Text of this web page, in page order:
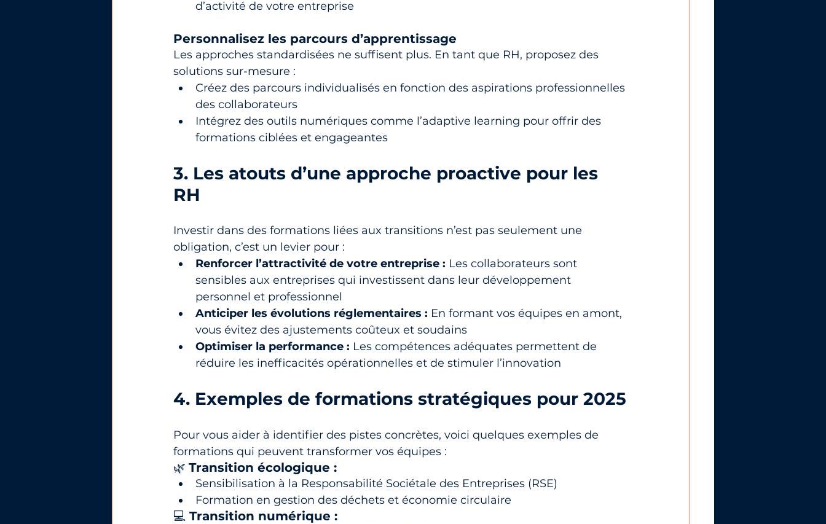
d’activité de votre entreprise
Personnalisez les parcours d’apprentissage
Les approches standardisées ne suffisent plus. En tant que RH, proposez des
solutions sur-mesure :
Créez des parcours individualisés en fonction des aspirations professionnelles
des collaborateurs
Intégrez des outils numériques comme l’adaptive learning pour offrir des
formations ciblées et engageantes
3. Les atouts d’une approche proactive pour les
RH
Investir dans des formations liées aux transitions n’est pas seulement une
obligation, c’est un levier pour :
Renforcer l’attractivité de votre entreprise : Les collaborateurs sont
sensibles aux entreprises qui investissent dans leur développement
personnel et professionnel
Anticiper les évolutions réglementaires : En formant vos équipes en amont,
vous évitez des ajustements coûteux et soudains
Optimiser la performance : Les compétences adéquates permettent de
réduire les inefficacités opérationnelles et de stimuler l’innovation
4. Exemples de formations stratégiques pour 2025
Pour vous aider à identifier des pistes concrètes, voici quelques exemples de
formations qui peuvent transformer vos équipes :
🌿 Transition écologique :
Sensibilisation à la Responsabilité Sociétale des Entreprises (RSE)
Formation en gestion des déchets et économie circulaire
💻 Transition numérique :